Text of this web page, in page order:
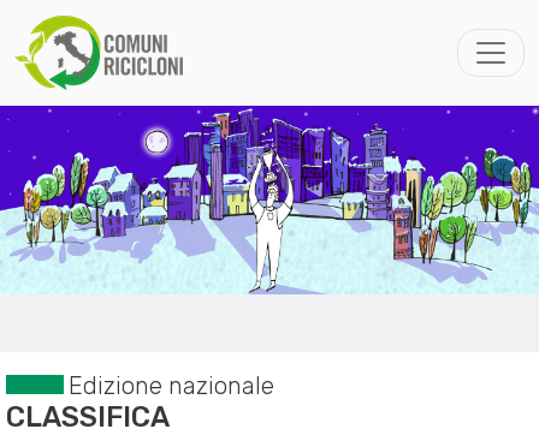
Edizione nazionale
CLASSIFICA